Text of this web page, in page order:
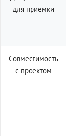
для приёмки
Совместимость
с проектом